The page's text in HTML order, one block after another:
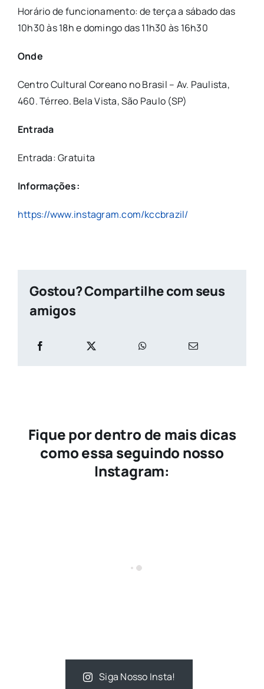
Horário de funcionamento: de terça a sábado das
10h30 às 18h e domingo das 11h30 às 16h30
Onde
Centro Cultural Coreano no Brasil – Av. Paulista,
460. Térreo. Bela Vista, São Paulo (SP)
Entrada
Entrada: Gratuita
Informações:
https://www.instagram.com/kccbrazil/
Gostou? Compartilhe com seus
amigos
Fique por dentro de mais dicas
como essa seguindo nosso
Instagram:
Siga Nosso Insta!